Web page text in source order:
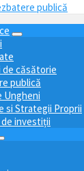
publică
de căsătorie
publică
Ungheni
si Strategii Proprii
investiții